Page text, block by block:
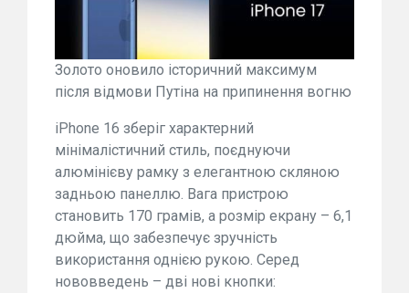
Золото оновило історичний максимум
після відмови Путіна на припинення вогню
iPhone 16 зберіг характерний
мінімалістичний стиль, поєднуючи
алюмінієву рамку з елегантною скляною
задньою панеллю. Вага пристрою
становить 170 грамів, а розмір екрану – 6,1
дюйма, що забезпечує зручність
використання однією рукою. Серед
нововведень – дві нові кнопки: